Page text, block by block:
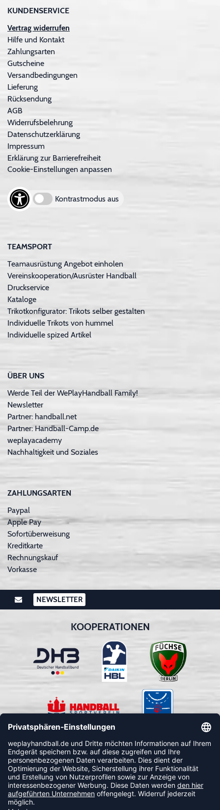
KUNDENSERVICE
Vertrag widerrufen
Hilfe und Kontakt
Zahlungsarten
Gutscheine
Versandbedingungen
Lieferung
Rücksendung
AGB
Widerrufsbelehrung
Datenschutzerklärung
Impressum
Erklärung zur Barrierefreiheit
Cookie-Einstellungen anpassen
Kontrastmodus aus
TEAMSPORT
Teamausrüstung Angebot einholen
Vereinskooperation/Ausrüster Handball
Druckservice
Kataloge
Trikotkonfigurator: Trikots selber gestalten
Individuelle Trikots von hummel
Individuelle spized Artikel
ÜBER UNS
Werde Teil der WePlayHandball Family!
Newsletter
Partner: handball.net
Partner: Handball-Camp.de
weplayacademy
Nachhaltigkeit und Soziales
ZAHLUNGSARTEN
Paypal
Apple Pay
Sofortüberweisung
Kreditkarte
Rechnungskauf
Vorkasse
NEWSLETTER
KOOPERATIONEN
FOLLOW US